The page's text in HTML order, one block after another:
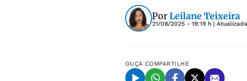
PorLeilane Teixeira
21/08/2025 - 19:19 h |
OUÇA COMPARTILHE